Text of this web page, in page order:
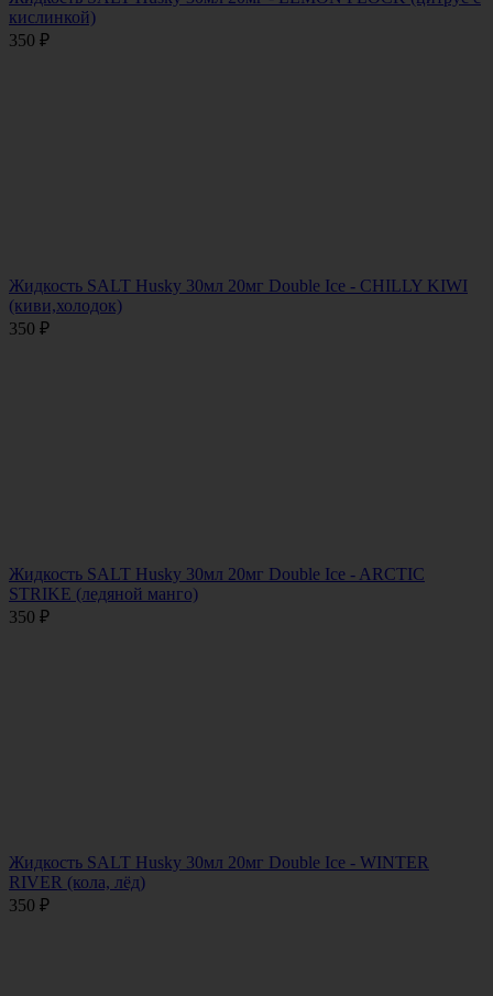
кислинкой)
350 ₽
Жидкость SALT Husky 30мл 20мг Double Ice - CHILLY KIWI
(киви,холодок)
350 ₽
Жидкость SALT Husky 30мл 20мг Double Ice - ARCTIC
STRIKE (ледяной манго)
350 ₽
Жидкость SALT Husky 30мл 20мг Double Ice - WINTER
RIVER (кола, лёд)
350 ₽